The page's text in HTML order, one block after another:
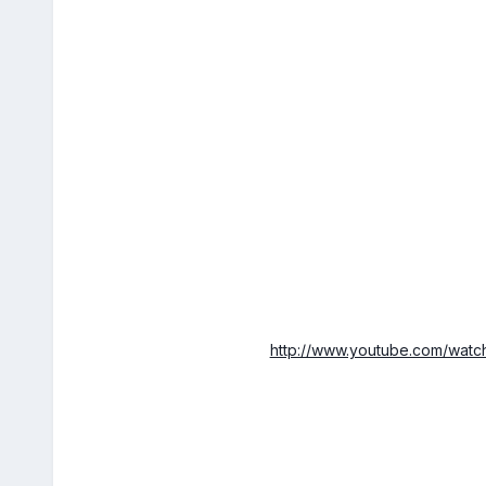
http://www.youtube.com/